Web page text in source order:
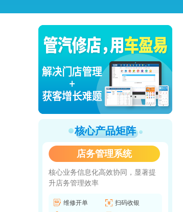
核心产品矩阵
店务管理系统
核心业务信息化高效协同，显著提
升店务管理效率
维修开单
扫码收银